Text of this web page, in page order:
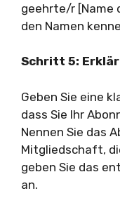
geehrte/r [Name
den Namen
Schritt 5:
Geben Sie eine
dass Sie Ihr
Nennen Sie das
Mitgliedschaft,
geben Sie das
an.